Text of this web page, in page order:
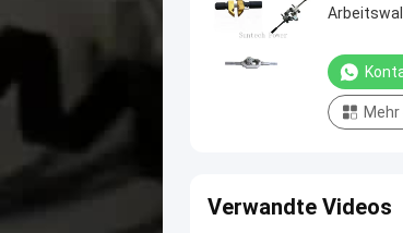
Verwandte Videos